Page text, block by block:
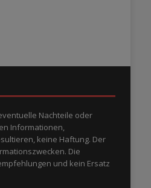
Nachteile oder
Informationen,
keine Haftung. Der
Die
und kein Ersatz